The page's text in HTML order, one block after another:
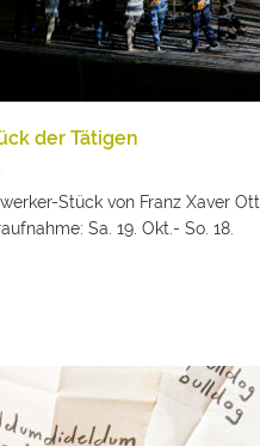
der Tätigen
Stück von Franz Xaver Ott
Sa. 19. Okt.- So. 18.